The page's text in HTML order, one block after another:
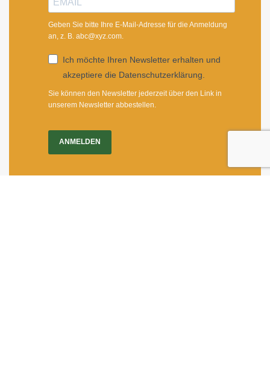
Geben Sie bitte Ihre E-Mail-Adresse für die Anmeldung
an, z. B. abc@xyz.com.
Ich möchte Ihren Newsletter erhalten und
akzeptiere die Datenschutzerklärung.
Sie können den Newsletter jederzeit über den Link in
unserem Newsletter abbestellen.
ANMELDEN